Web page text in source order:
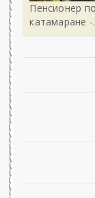
Пенсионер
катамаране -